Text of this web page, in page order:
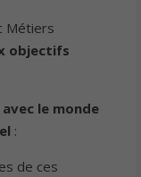
Métiers
objectifs
le monde
:
de ces